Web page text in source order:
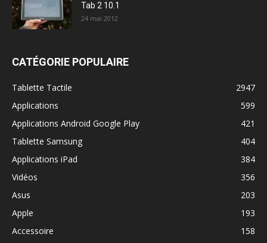
Tab 2 10.1
24 mai 2012
CATÉGORIE POPULAIRE
Tablette Tactile
2947
Applications
599
Applications Android Google Play
421
Tablette Samsung
404
Applications iPad
384
Vidéos
356
Asus
203
Apple
193
Accessoire
158